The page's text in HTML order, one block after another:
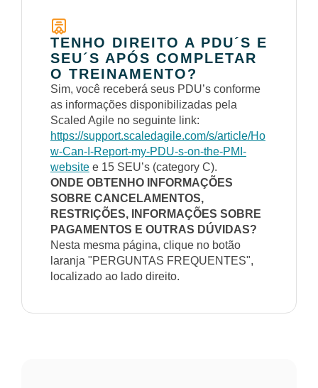
TENHO DIREITO A PDU´S E
SEU´S APÓS COMPLETAR
O TREINAMENTO?
Sim, você receberá seus PDU’s conforme
as informações disponibilizadas pela
Scaled Agile no seguinte link:
https://support.scaledagile.com/s/article/Ho
w-Can-I-Report-my-PDU-s-on-the-PMI-
website e 15 SEU’s (category C).
ONDE OBTENHO INFORMAÇÕES
SOBRE CANCELAMENTOS,
RESTRIÇÕES, INFORMAÇÕES SOBRE
PAGAMENTOS E OUTRAS DÚVIDAS?
Nesta mesma página, clique no botão
laranja "PERGUNTAS FREQUENTES",
localizado ao lado direito.